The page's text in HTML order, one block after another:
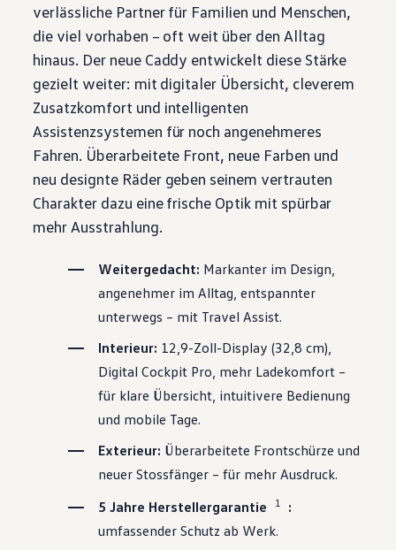
verlässliche Partner für Familien und Menschen,
die viel vorhaben – oft weit über den Alltag
hinaus. Der neue Caddy entwickelt diese Stärke
gezielt weiter: mit digitaler Übersicht, cleverem
Zusatzkomfort und intelligenten
Assistenzsystemen für noch angenehmeres
Fahren. Überarbeitete Front, neue Farben und
neu designte Räder geben seinem vertrauten
Charakter dazu eine frische Optik mit spürbar
mehr Ausstrahlung.
Weitergedacht: Markanter im Design,
angenehmer im Alltag, entspannter
unterwegs – mit Travel Assist.
Interieur: 12,9-Zoll-Display (32,8 cm),
Digital Cockpit Pro, mehr Ladekomfort –
für klare Übersicht, intuitivere Bedienung
und mobile Tage.
Exterieur: Überarbeitete Frontschürze und
neuer Stossfänger – für mehr Ausdruck.
5 Jahre Herstellergarantie
1
:
umfassender Schutz ab Werk.